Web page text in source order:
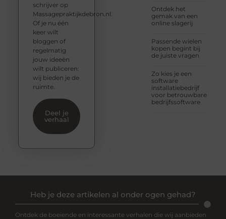
Ontdek het
gemak van een
online slagerij
Passende wielen
kopen begint bij
de juiste vragen
Zo kies je een
software
installatiebedrijf
voor betrouwbare
bedrijfssoftware
schrijver op
Massagepraktijkdebron.nl.
Of je nu één
keer wilt
bloggen of
regelmatig
jouw ideeën
wilt publiceren:
wij bieden je de
ruimte.
Deel je
verhaal
Heb je deze artikelen al onder ogen gehad?
Ontdek de boeiende en interessante verhalen die wij aanbieden